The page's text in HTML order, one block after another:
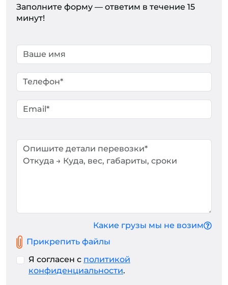
Заполните форму — ответим в течение 15
минут!
Прикрепить файлы
Какие грузы мы не возим
Я согласен с политикой
конфиденциальности.